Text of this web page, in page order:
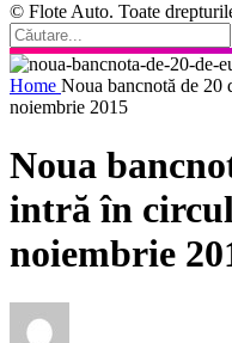
© Flote Auto. Toate
Home Noua bancnotă de 20
noiembrie 2015
Noua
intră în
noiembrie